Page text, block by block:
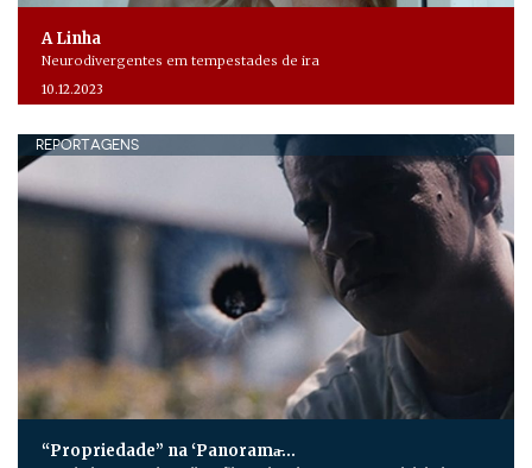
A Linha
Neurodivergentes em tempestades de ira
10.12.2023
REPORTAGENS
“Propriedade” na ‘Panorama̵…